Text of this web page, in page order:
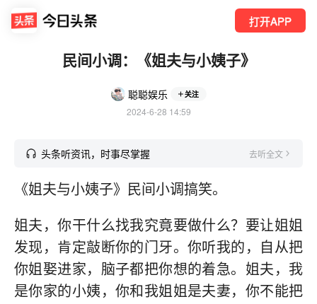
打开APP
民间小调：《姐夫与小姨子》
聪聪娱乐 关注
2024-6-28 14:59
头条听资讯，时事尽掌握 去听全文
《姐夫与小姨子》民间小调搞笑。
姐夫，你干什么找我究竟要做什么？要让姐姐
发现，肯定敲断你的门牙。你听我的，自从把
你姐娶进家，脑子都把你想的着急。姐夫，我
是你家的小姨，你和我姐姐是夫妻，你不能把